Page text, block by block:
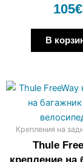
105€
В
Крепления на
Thule